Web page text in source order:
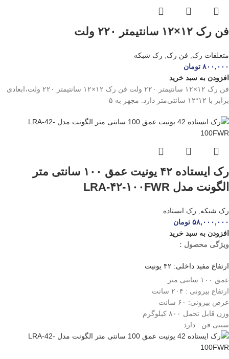
فن رک ۱۲×۱۲ سانتیمتر ۲۲۰ ولت
متعلقات رک فن رک
رک شبکه
۸۰۰,۰۰۰ تومان
افزودن به سبد خرید
فن رک ۱۲×۱۲ سانتیمتر ۲۲۰ ولت فن رک ۱۲×۱۲ سانتیمتر ۲۲۰ ولت،ابعادی
برابر با ۱۲*۱۲ سانتی‌متر دارد. مجهز به ۵
رک ایستاده ۴۲ یونیت عمق ۱۰۰ سانتی متر
الگونت مدل LRA-۴۲-۱۰۰FWR
رک شبکه
رک ایستاده
۵۸,۰۰۰,۰۰۰ تومان
افزودن به سبد خرید
ویژگی محصول :
ارتفاع مفید داخلی: ۴۲ یونیت
عمق ۱۰۰ سانتی متر
ارتفاع بیرونی : ۲۰۴ سانت
عرض بیرونی: ۶۰ سانت
وزن قابل تحمل ۸۰۰ کیلوگرم
سینی فن : دارد